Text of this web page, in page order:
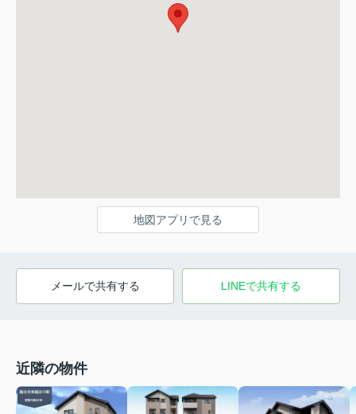
地図アプリで見る
メールで共有する LINEで共有する
近隣の物件